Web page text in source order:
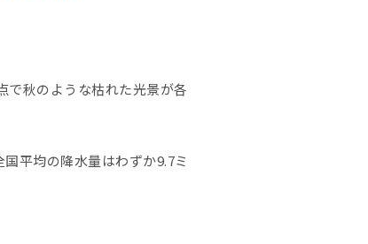
で秋のような枯れた光景が各
平均の降水量はわずか9.7ミ